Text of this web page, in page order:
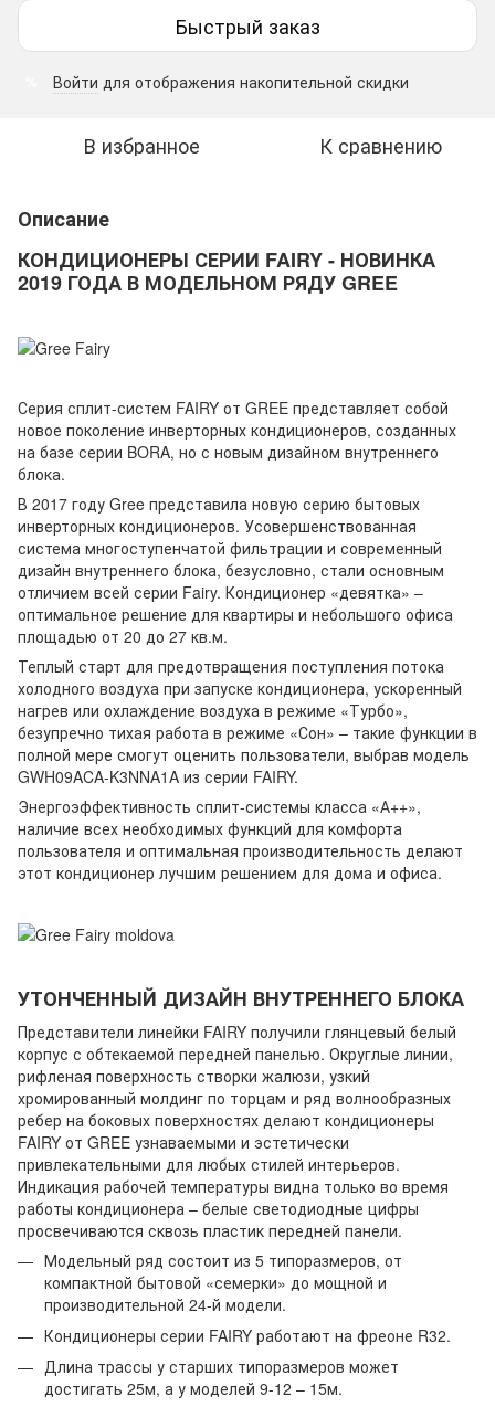
Быстрый заказ
Войти для отображения накопительной скидки
В избранное К сравнению
Описание
КОНДИЦИОНЕРЫ СЕРИИ FAIRY - НОВИНКА
2019 ГОДА В МОДЕЛЬНОМ РЯДУ GREE
Серия сплит-систем FAIRY от GREE представляет собой
новое поколение инверторных кондиционеров, созданных
на базе серии BORA, но с новым дизайном внутреннего
блока.
В 2017 году Gree представила новую серию бытовых
инверторных кондиционеров. Усовершенствованная
система многоступенчатой фильтрации и современный
дизайн внутреннего блока, безусловно, стали основным
отличием всей серии Fairy. Кондиционер «девятка» –
оптимальное решение для квартиры и небольшого офиса
площадью от 20 до 27 кв.м.
Теплый старт для предотвращения поступления потока
холодного воздуха при запуске кондиционера, ускоренный
нагрев или охлаждение воздуха в режиме «Турбо»,
безупречно тихая работа в режиме «Сон» – такие функции в
полной мере смогут оценить пользователи, выбрав модель
GWH09ACA-K3NNA1A из серии FAIRY.
Энергоэффективность сплит-системы класса «А++»,
наличие всех необходимых функций для комфорта
пользователя и оптимальная производительность делают
этот кондиционер лучшим решением для дома и офиса.
УТОНЧЕННЫЙ ДИЗАЙН ВНУТРЕННЕГО БЛОКА
Представители линейки FAIRY получили глянцевый белый
корпус с обтекаемой передней панелью. Округлые линии,
рифленая поверхность створки жалюзи, узкий
хромированный молдинг по торцам и ряд волнообразных
ребер на боковых поверхностях делают кондиционеры
FAIRY от GREE узнаваемыми и эстетически
привлекательными для любых стилей интерьеров.
Индикация рабочей температуры видна только во время
работы кондиционера – белые светодиодные цифры
просвечиваются сквозь пластик передней панели.
Модельный ряд состоит из 5 типоразмеров, от
компактной бытовой «семерки» до мощной и
производительной 24-й модели.
Кондиционеры серии FAIRY работают на фреоне R32.
Длина трассы у старших типоразмеров может
достигать 25м, а у моделей 9-12 – 15м.